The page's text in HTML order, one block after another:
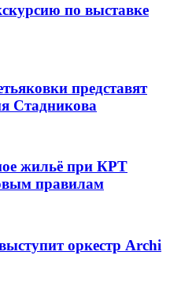
по выставке
представят
Стадникова
жильё при КРТ
правилам
оркестр Archi